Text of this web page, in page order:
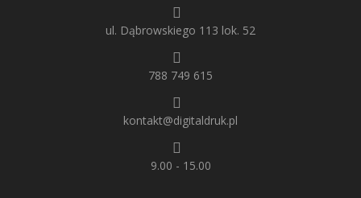
ul. Dąbrowskiego 113 lok. 52
788 749 615
kontakt@digitaldruk.pl
9.00 - 15.00